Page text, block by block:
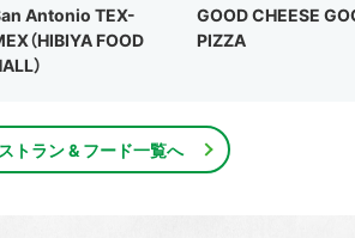
Antonio TEX-
（HIBIYA FOOD
）
GOOD CHEESE
PIZZA
トラン & フード一覧へ